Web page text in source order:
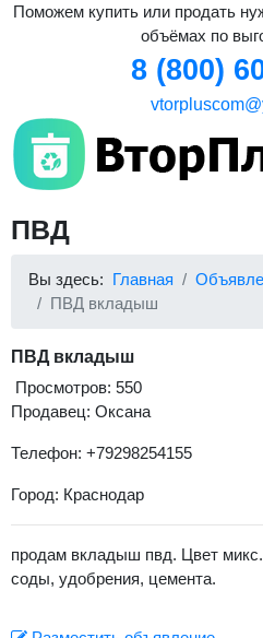
Поможем купить или продать
объёмах по
8 (800)
ПВД
Вы здесь: Главная
ПВД вкладыш
ПВД вкладыш
Просмотров: 550
Продавец: Оксана
Телефон: +79298254155
Город: Краснодар
продам вкладыш пвд. Цвет
соды, удобрения, цемента.